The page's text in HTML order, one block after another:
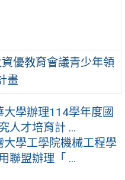
優教育會議青少年領
畫
大學辦理114學年度國
人才培育計 ...
大學工學院機械工程學
聯盟辦理「 ...